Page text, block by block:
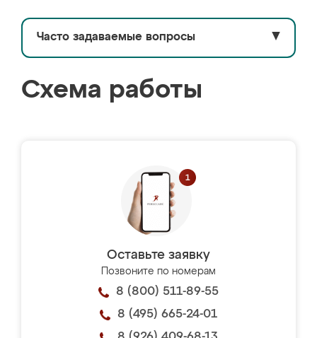
Часто задаваемые вопросы ▼
Схема работы
Оставьте заявку
Позвоните по номерам
8 (800) 511-89-55
8 (495) 665-24-01